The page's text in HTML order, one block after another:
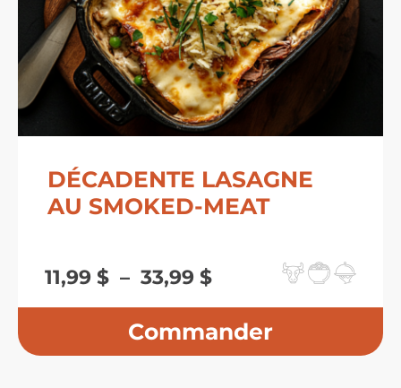
DÉCADENTE LASAGNE
AU SMOKED-MEAT
11,99 $ – 33,99 $Plage
de
prix :